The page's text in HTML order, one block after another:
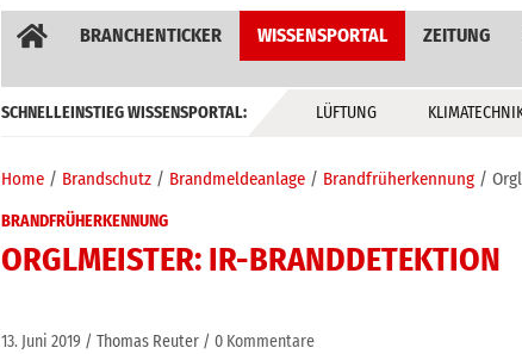
BRANCHENTICKER WISSENSPORTAL ZEITUNG
SCHNELLEINSTIEG WISSENSPORTAL: LÜFTUNG
Home Brandschutz Brandmeldeanlage Brandfrüherkennung
BRANDFRÜHERKENNUNG
ORGLMEISTER: IR-BRANDDETEKTION
13. Juni 2019 Thomas Reuter 0 Kommentare